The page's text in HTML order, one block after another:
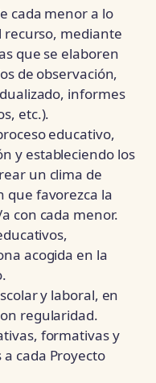
cada menor a lo
recurso, mediante
que se elaboren
de observación,
informes
etc.).
educativo,
y estableciendo los
un clima de
que favorezca la
con cada menor.
acogida en la
y laboral, en
regularidad.
formativas y
cada Proyecto